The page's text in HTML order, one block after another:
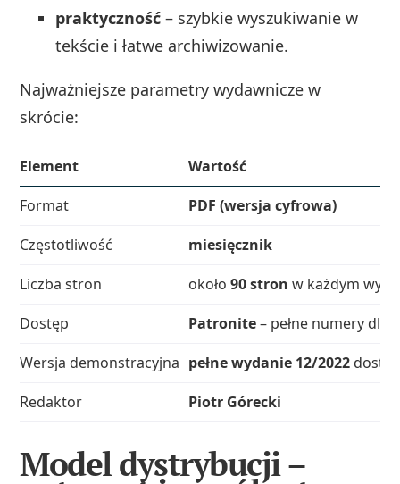
praktyczność – szybkie wyszukiwanie w
tekście i łatwe archiwizowanie.
Najważniejsze parametry wydawnicze w
skrócie:
Element
Wartość
Format
PDF (wersja cyfrowa)
Częstotliwość
miesięcznik
Liczba stron
około90 stron w każdym
Dostęp
Patronite– pełne numery
Wersja demonstracyjna pełne wydanie 12/2022
Redaktor
Piotr Górecki
Model dystrybucji –